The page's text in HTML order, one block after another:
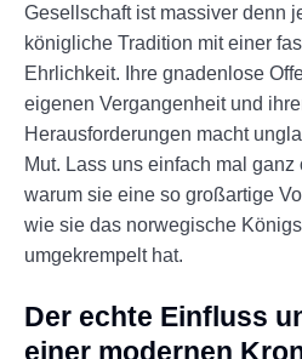
Gesellschaft ist massiver denn
königliche Tradition mit einer
Ehrlichkeit. Ihre gnadenlose
eigenen Vergangenheit und
Herausforderungen macht
Mut. Lass uns einfach mal
warum sie eine so großartige
wie sie das norwegische
umgekrempelt hat.
Der echte Einfluss
einer modernen